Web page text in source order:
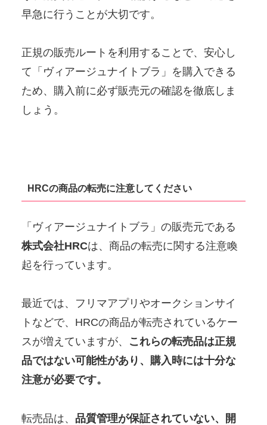
早急に行うことが大切です。
正規の販売ルートを利用することで、安心し
て「ヴィアージュナイトブラ」を購入できる
ため、購入前に必ず販売元の確認を徹底しま
しょう。
HRCの商品の転売に注意してください
「ヴィアージュナイトブラ」の販売元である
株式会社HRCは、商品の転売に関する注意喚
起を行っています。
最近では、フリマアプリやオークションサイ
トなどで、HRCの商品が転売されているケー
スが増えていますが、 これらの転売品は正規
品ではない可能性があり、購入時には十分な
注意が必要です。
転売品は、 品質管理が保証されていない、開